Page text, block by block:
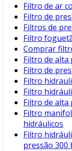
Filtro de ar
Filtro de
Filtros de
Filtro
Comprar
Filtro de alta
Filtro de
Filtro
Filtro
Filtro de alta
Filtro
hidráulicos
Filtro
pressão 300